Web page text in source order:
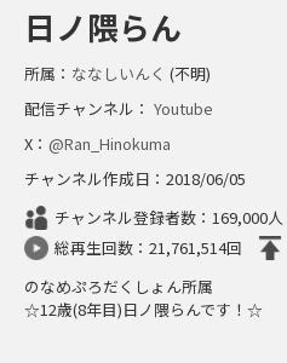
日ノ隈らん
所属： ななしいんく (不明)
配信チャンネル： Youtube
X： @Ran_Hinokuma
チャンネル作成日：2018/06/05
チャンネル登録者数：169,000人
総再生回数：21,761,514回
のなめぷろだくしょん所属
☆12歳(8年目)日ノ隈らんです！☆